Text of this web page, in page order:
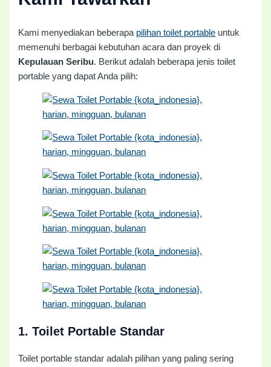
Kami menyediakan beberapa pilihan toilet portable untuk
memenuhi berbagai kebutuhan acara dan proyek di
Kepulauan Seribu. Berikut adalah beberapa jenis toilet
portable yang dapat Anda pilih:
1.Toilet Portable Standar
Toilet portable standar adalah pilihan yang paling sering